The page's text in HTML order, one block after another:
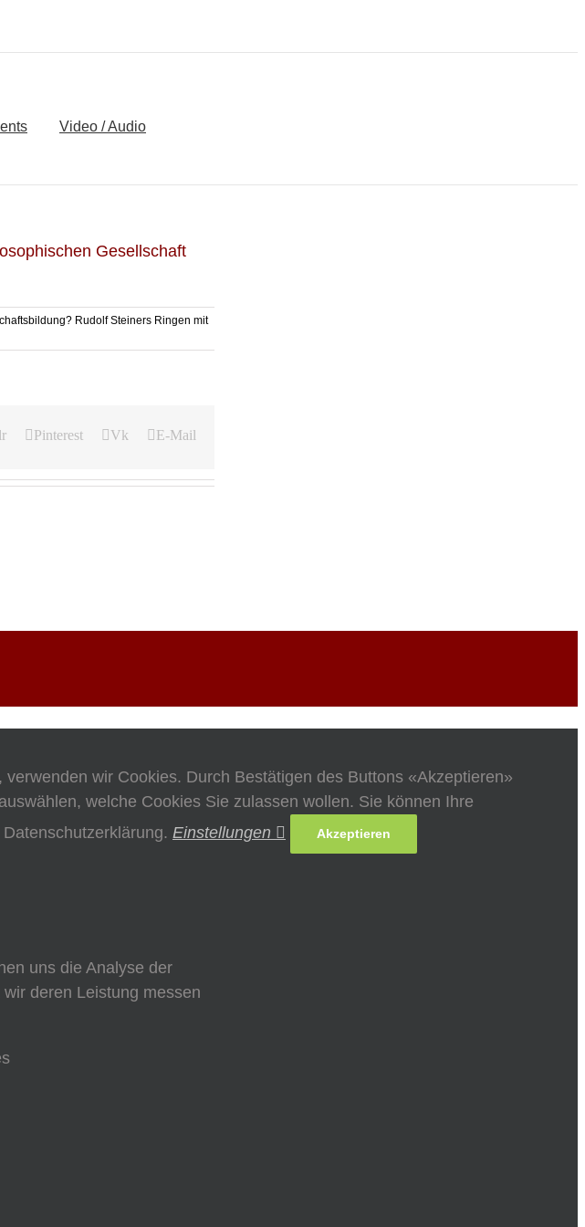
Video / Audio
Gesellschaft
Rudolf Steiners Ringen mit
Pinterest Vk E-Mail
wir Cookies. Durch Bestätigen des Buttons «Akzeptieren»
welche Cookies Sie zulassen wollen. Sie können Ihre
Einstellungen Akzeptieren
uns die Analyse der
deren Leistung messen